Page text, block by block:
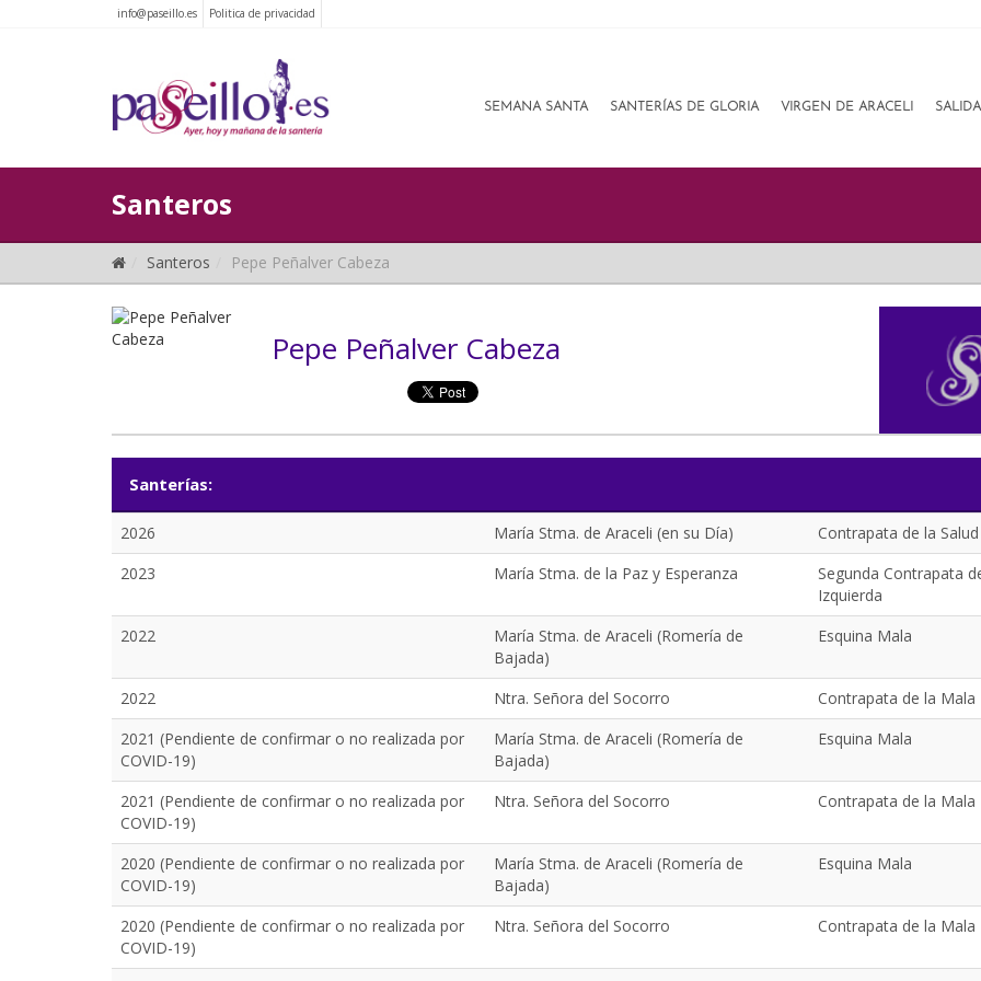
info@paseillo.es Politica de privacidad
SEMANA SANTA SANTERÍAS DE GLORIA VIRGEN DE ARACELI
Santeros
Santeros Pepe Peñalver Cabeza
Pepe Peñalver Cabeza
Santerías:
2026 María Stma. de Araceli (en su Día)
Contrapata de la Salud
2023
María Stma. de la Paz y Esperanza
Segunda Contrapata
Izquierda
2022
María Stma. de Araceli (Romería de
Bajada)
Esquina Mala
2022 Ntra. Señora del Socorro
Contrapata de la Mala
2021 (Pendiente de confirmar o no realizada por
COVID-19)
María Stma. de Araceli (Romería de
Bajada)
Esquina Mala
2021 (Pendiente de confirmar o no realizada por
COVID-19)
Ntra. Señora del Socorro Contrapata de la Mala
2020 (Pendiente de confirmar o no realizada por
COVID-19)
María Stma. de Araceli (Romería de
Bajada)
Esquina Mala
2020 (Pendiente de confirmar o no realizada por
COVID-19)
Ntra. Señora del Socorro Contrapata de la Mala